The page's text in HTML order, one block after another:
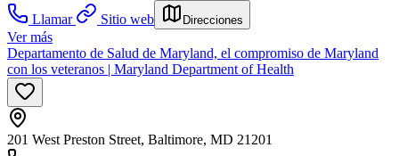
Llamar
Sitio web Direcciones
Ver más
Departamento de Salud de Maryland, el compromiso de Maryland
con los veteranos | Maryland Department of Health
201 West Preston Street, Baltimore, MD 21201